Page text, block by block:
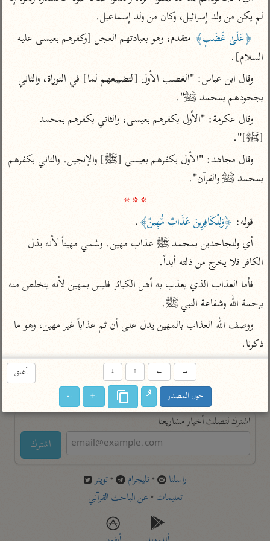
جمع الأقوال
تفسير ابن الجوزي
تفسير الماوردي
منتقاة
تفسير ابن القيم
تفسير ابن تيمية
عامّة
تفسير السمعاني
محاسن التأويل
للقاسمي
تفسير الثعالبي
تفسير السمرقندي
تفسير الثعلبي
تفسير الرازي
أضواء البيان
لغة وبلاغة
التحرير والتنوير
عطية
البحر المحيط لأبي
البسيط للواحدي
تفسير أبي السعود
الكشاف للزمخشري
تفسير الجلالين
تفسير البيضاوي
الوجيز للواحدي
موسوعة التفسير
الدر المنثور
تفسير مقاتل
اشترك لتصلك أخبار مشاريعنا
اشترك
راسلنا •تليجرام •تويتر
تعليمات •عن الباحث القرآني
لم يكن من ولد إسرائيل، وكان من ولد إسماعيل.
﴿عَلَىٰ غَضَبٍ﴾
السلام].
بجحودهم بمحمد ﷺ".
[ﷺ]".
بمحمد ﷺ والقرآن".
* * *
قوله: ﴿وَلِلْكَافِرِينَ عَذَابٌ مُّهِينٌ﴾.
الكافر فلا يخرج من ذلته أبداً.
برحمة الله وشفاعة النبي ﷺ.
ذكرنا.
أغلق →
←
↑
↓
حول المصدر ا+ ا-